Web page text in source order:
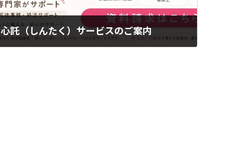
心託（しんたく）サービスのご案内